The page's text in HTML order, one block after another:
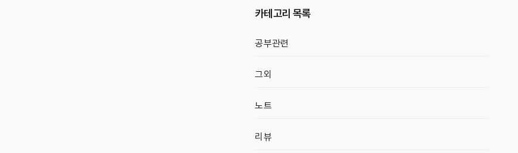
카테고리 목록
공부관련
그외
노트
리뷰